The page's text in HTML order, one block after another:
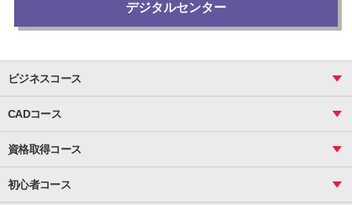
デジタルセンター
ビジネスコース
関数
ピボットテーブル
マクロ
CADコース
図面作成（基礎）
図面作成（応用）
資格取得コース
初心者コース